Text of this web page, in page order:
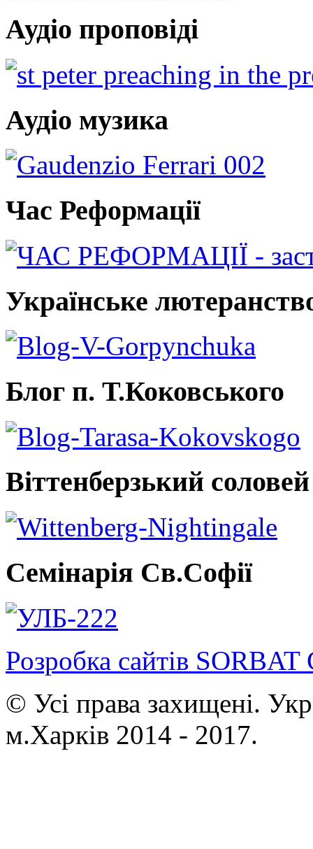
Аудіо проповіді
Аудіо музика
Час Реформації
Українське
Блог п. Т.Коковського
Віттенберзький соловей
Семінарія Св.Софії
Розробка сайтів SORBAT
© Усі права захищені.
м.Харків 2014 - 2017.